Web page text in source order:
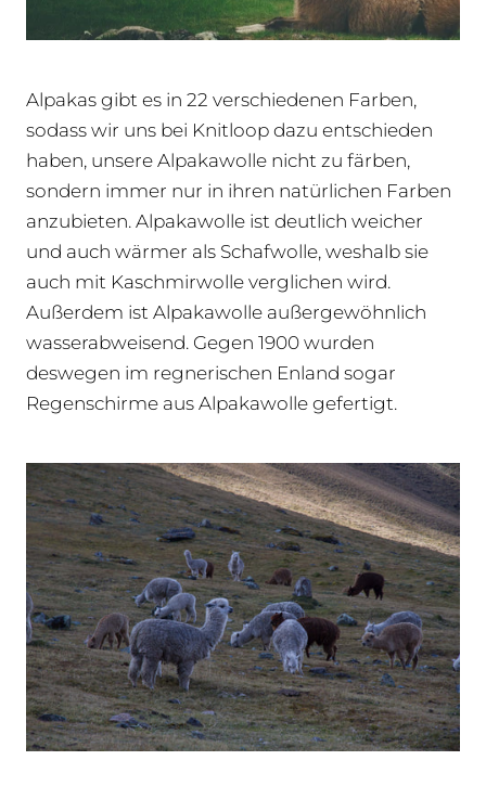
Alpakas gibt es in 22 verschiedenen Farben,
sodass wir uns bei Knitloop dazu entschieden
haben, unsere Alpakawolle nicht zu färben,
sondern immer nur in ihren natürlichen Farben
anzubieten. Alpakawolle ist deutlich weicher
und auch wärmer als Schafwolle, weshalb sie
auch mit Kaschmirwolle verglichen wird.
Außerdem ist Alpakawolle außergewöhnlich
wasserabweisend. Gegen 1900 wurden
deswegen im regnerischen Enland sogar
Regenschirme aus Alpakawolle gefertigt.